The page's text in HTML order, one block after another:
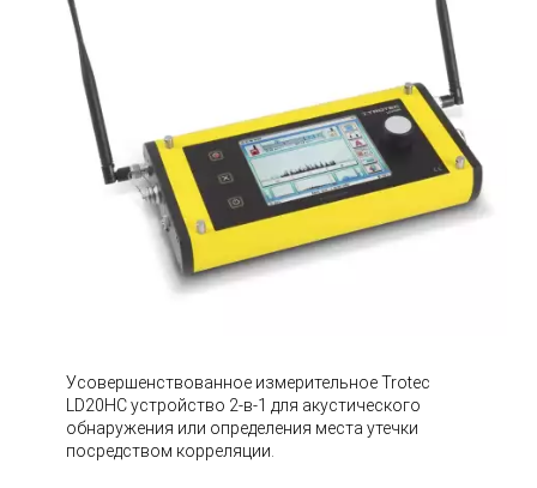
Усовершенствованное измерительное Trotec
LD20HC устройство 2-в-1 для акустического
обнаружения или определения места утечки
посредством корреляции.